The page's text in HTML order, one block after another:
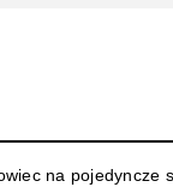
na pojedyncze